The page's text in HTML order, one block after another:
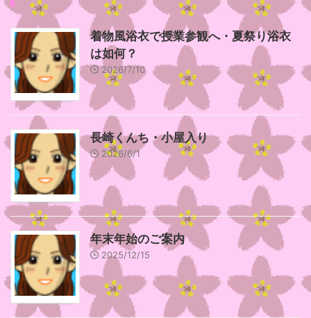
着物風浴衣で授業参観へ・夏祭り浴衣
は如何？
2026/7/10
長崎くんち・小屋入り
2026/6/1
年末年始のご案内
2025/12/15